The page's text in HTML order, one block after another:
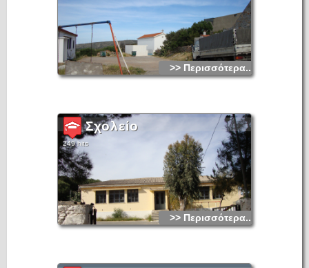
>> Περισσότερα...
Σχολείο
249 hits
>> Περισσότερα...